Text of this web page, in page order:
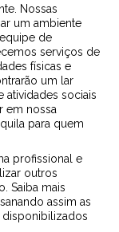
Nossas
um ambiente
de
serviços de
físicas e
um lar
atividades sociais
em nossa
para quem
profissional e
outros
Saiba mais
assim as